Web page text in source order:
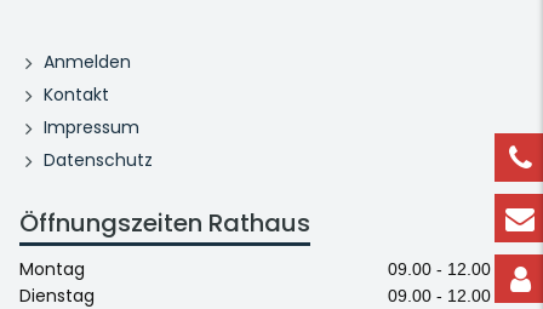
Anmelden
Kontakt
Impressum
Datenschutz
Öffnungszeiten Rathaus
Montag 09.00 - 12.00 Uhr
Dienstag
09.00 - 12.00 Uhr